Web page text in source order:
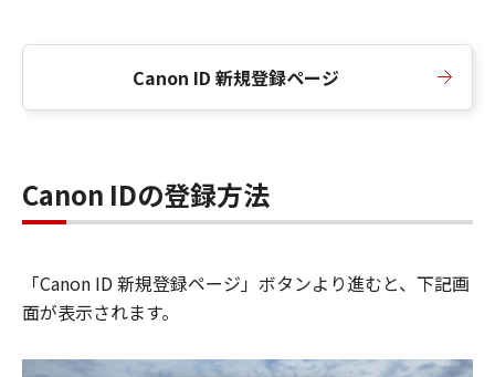
Canon ID 新規登録ページ
Canon IDの登録方法
「Canon ID 新規登録ページ」ボタンより進むと、下記画
面が表示されます。